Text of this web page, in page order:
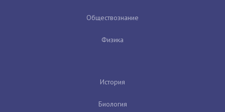
Обществознание
Физика
История
Биология